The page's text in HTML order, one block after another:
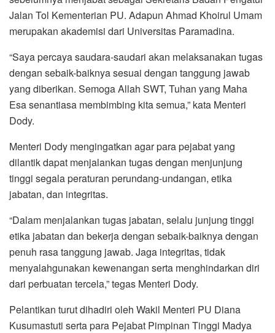
Jalan Tol Kementerian PU. Adapun Ahmad Khoirul Umam
merupakan akademisi dari Universitas Paramadina.
“Saya percaya saudara-saudari akan melaksanakan tugas
dengan sebaik-baiknya sesuai dengan tanggung jawab
yang diberikan. Semoga Allah SWT, Tuhan yang Maha
Esa senantiasa membimbing kita semua,” kata Menteri
Dody.
Menteri Dody mengingatkan agar para pejabat yang
dilantik dapat menjalankan tugas dengan menjunjung
tinggi segala peraturan perundang-undangan, etika
jabatan, dan integritas.
“Dalam menjalankan tugas jabatan, selalu junjung tinggi
etika jabatan dan bekerja dengan sebaik-baiknya dengan
penuh rasa tanggung jawab. Jaga integritas, tidak
menyalahgunakan kewenangan serta menghindarkan diri
dari perbuatan tercela,” tegas Menteri Dody.
Pelantikan turut dihadiri oleh Wakil Menteri PU Diana
Kusumastuti serta para Pejabat Pimpinan Tinggi Madya